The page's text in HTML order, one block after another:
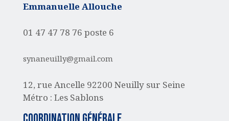
Emmanuelle Allouche
01 47 47 78 76 poste 6
synaneuilly@gmail.com
12, rue Ancelle 92200 Neuilly sur Seine
Métro : Les Sablons